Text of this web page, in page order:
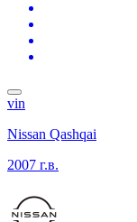
vin
Nissan Qashqai
2007 г.в.